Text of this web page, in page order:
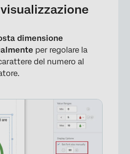
×
dimensione
per regolare la
del numero al